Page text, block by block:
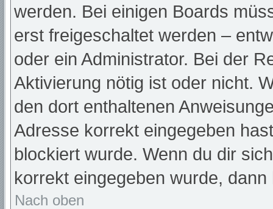
werden. Bei einigen Boards
erst freigeschaltet werden –
oder ein Administrator. Bei der
Aktivierung nötig ist oder nicht.
den dort enthaltenen
Adresse korrekt eingegeben
blockiert wurde. Wenn du dir
korrekt eingegeben wurde,
Nach oben